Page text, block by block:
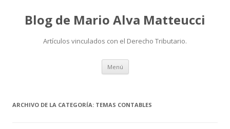
Blog de Mario Alva Matteucci
Artículos vinculados con el Derecho Tributario.
Menú Ir
contenido
ARCHIVO DE LA CATEGORÍA: TEMAS CONTABLES